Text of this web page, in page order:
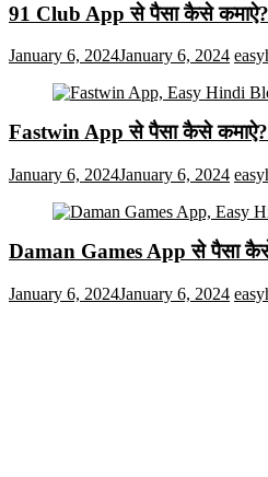
91 Club App से पैसा कैसे
January 6, 2024January 6, 2024
Fastwin App से पैसा कैसे
January 6, 2024January 6, 2024
Daman Games App से पैसा
January 6, 2024January 6, 2024